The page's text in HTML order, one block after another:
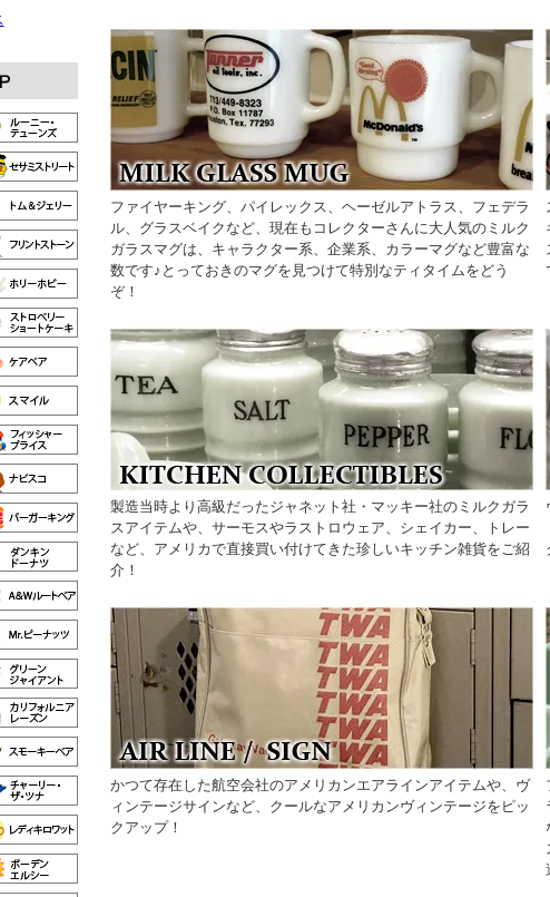
ファイヤーキング、パイレックス、ヘーゼルアトラス、フェデラ
ル、グラスベイクなど、現在もコレクターさんに大人気のミルク
ガラスマグは、キャラクター系、企業系、カラーマグなど豊富な
数です♪とっておきのマグを見つけて特別なティタイムをどう
ぞ！
製造当時より高級だったジャネット社・マッキー社のミルクガラ
スアイテムや、サーモスやラストロウェア、シェイカー、トレー
など、アメリカで直接買い付けてきた珍しいキッチン雑貨をご紹
介！
かつて存在した航空会社のアメリカンエアラインアイテムや、ヴ
ィンテージサインなど、クールなアメリカンヴィンテージをピッ
クアップ！